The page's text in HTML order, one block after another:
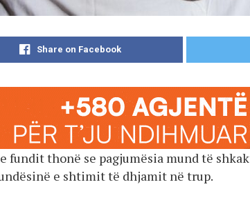
Share on Facebook
fundit thonë se pagjumësia mund të
e shtimit të dhjamit në trup.